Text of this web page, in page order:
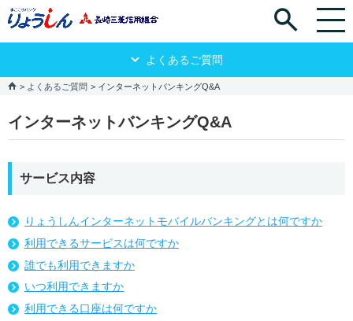
よくあるご質問
よくあるご質問 インターネットバンキングQ&A
インターネットバンキングQ&A
サービス内容
りょうしんインターネットモバイルバンキングとは何ですか
利用できるサービスは何ですか
誰でも利用できますか
いつ利用できますか
利用できる口座は何ですか